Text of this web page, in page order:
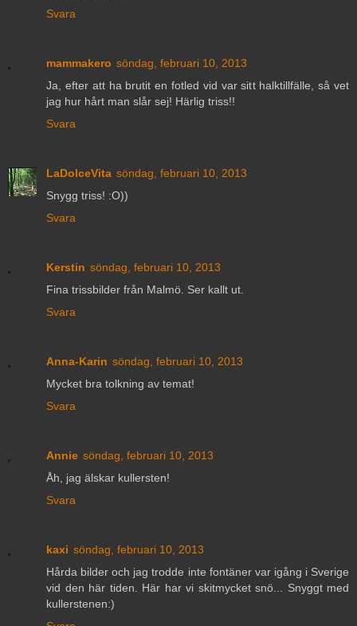
Svara
mammakero söndag, februari 10, 2013
Ja, efter att ha brutit en fotled vid var sitt halktillfälle, så vet
jag hur hårt man slår sej! Härlig triss!!
Svara
LaDolceVita söndag, februari 10, 2013
Snygg triss! :O))
Svara
Kerstin söndag, februari 10, 2013
Fina trissbilder från Malmö. Ser kallt ut.
Svara
Anna-Karin söndag, februari 10, 2013
Mycket bra tolkning av temat!
Svara
Annie söndag, februari 10, 2013
Åh, jag älskar kullersten!
Svara
kaxi söndag, februari 10, 2013
Hårda bilder och jag trodde inte fontäner var igång i Sverige
vid den här tiden. Här har vi skitmycket snö... Snyggt med
kullerstenen:)